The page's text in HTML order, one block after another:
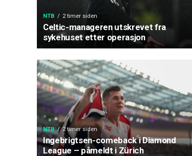
NTB 2 timer siden
Celtic-manageren utskrevet fra
sykehuset etter operasjon
NTB 2 timer siden
Ingebrigtsen-comeback i Diamond
League – påmeldt i Zürich